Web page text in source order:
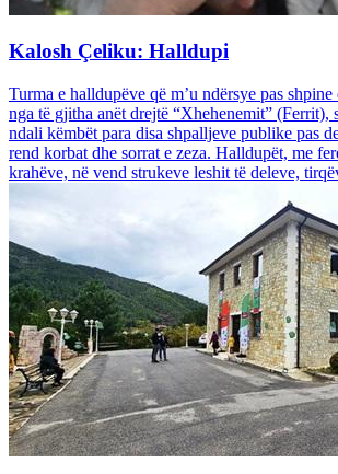
Kalosh Çeliku: Halldupi
Turma e halldupëve që m’u ndërsye pas shpine
nga të gjitha anët drejtë “Xhehenemit” (Ferrit),
ndali këmbët para disa shpalljeve publike pas
rend korbat dhe sorrat e zeza. Halldupët, me
krahëve, në vend strukeve leshit të deleve,